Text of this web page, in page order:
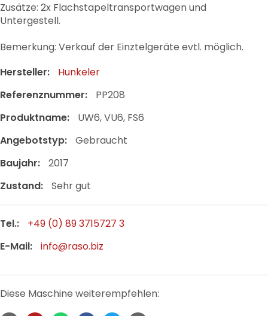
Zusätze: 2x Flachstapeltransportwagen und
Untergestell.
Bemerkung: Verkauf der Einztelgeräte evtl. möglich.
Hersteller:
Hunkeler
Referenznummer:
PP208
Produktname:
UW6, VU6, FS6
Angebotstyp:
Gebraucht
Baujahr:
2017
Zustand:
Sehr gut
Tel.:
+49 (0) 89 3715727 3
E-Mail:
info@raso.biz
Diese Maschine weiterempfehlen: